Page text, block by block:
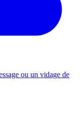
ou un vidage de